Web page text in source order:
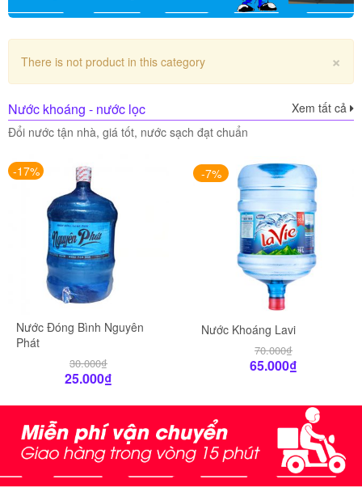
×
There is not product in this category
Nước khoáng - nước lọc
Xem tất cả
Đổi nước tận nhà, giá tốt, nước sạch đạt chuẩn
-17%
Nước Đóng Bình Nguyên
Phát
30.000₫
25.000₫
-7%
Nước Khoáng Lavi
70.000₫
65.000₫